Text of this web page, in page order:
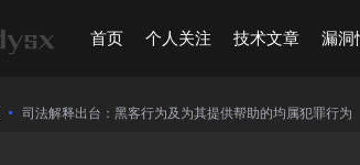
首页 个人关注 技术文章 漏洞
司法解释出台：黑客行为及为其提供帮助的均属犯罪行为